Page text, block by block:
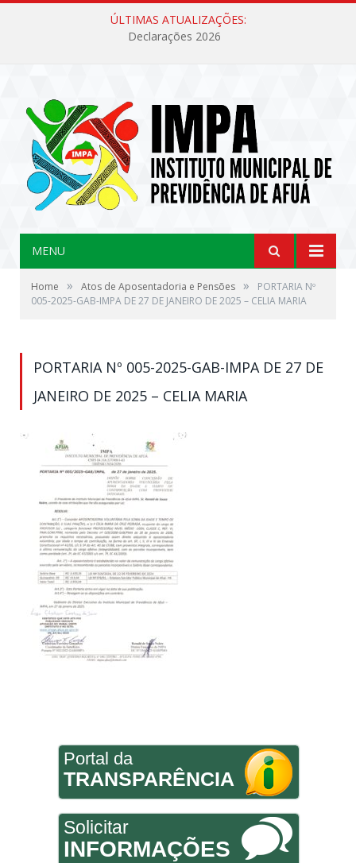
ÚLTIMAS ATUALIZAÇÕES:
Declarações 2026
MENU
Home » Atos de Aposentadoria e Pensões »
PORTARIA Nº
005-2025-GAB-IMPA DE 27 DE JANEIRO DE 2025 – CELIA MARIA
PORTARIA Nº 005-2025-GAB-IMPA DE 27 DE
JANEIRO DE 2025 – CELIA MARIA
Portal da
TRANSPARÊNCIA
Solicitar
INFORMAÇÕES